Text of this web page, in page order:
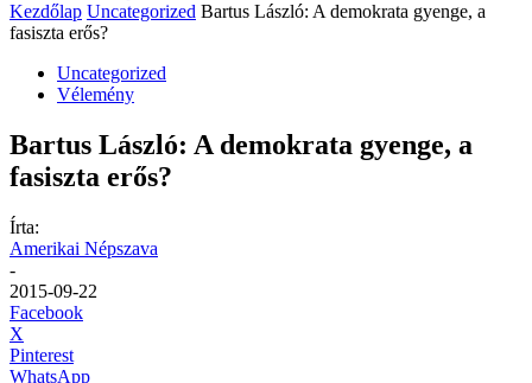
Kezdőlap Uncategorized Bartus László: A demokrata gyenge, a
fasiszta erős?
Uncategorized
Vélemény
Bartus László: A demokrata gyenge, a
fasiszta erős?
Írta:
Amerikai Népszava
-
2015-09-22
Facebook
X
Pinterest
WhatsApp